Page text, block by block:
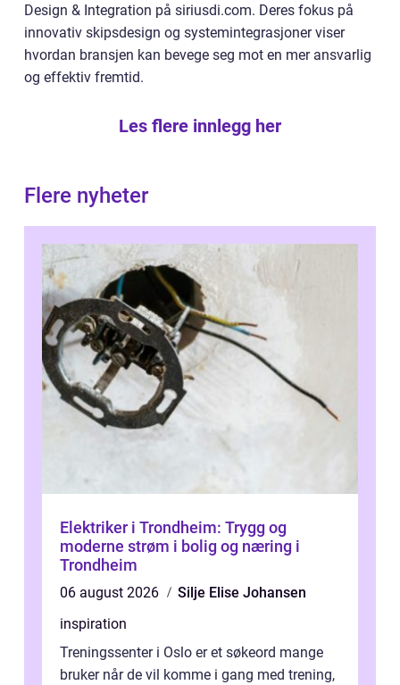
Design & Integration på siriusdi.com. Deres fokus på
innovativ skipsdesign og systemintegrasjoner viser
hvordan bransjen kan bevege seg mot en mer ansvarlig
og effektiv fremtid.
Les flere innlegg her
Flere nyheter
Elektriker i Trondheim: Trygg og
moderne strøm i bolig og næring i
Trondheim
06 august 2026
Silje Elise Johansen
inspiration
Treningssenter i Oslo er et søkeord mange
bruker når de vil komme i gang med trening,